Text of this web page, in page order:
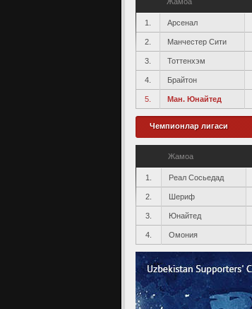
1. Арсенал
2. Манчестер Сити
3. Тоттенхэм
4. Брайтон
5. Ман. Юнайтед
Чемпионлар лигаси
Жамоа
1. Реал Сосьедад
2. Шериф
3. Юнайтед
4. Омония